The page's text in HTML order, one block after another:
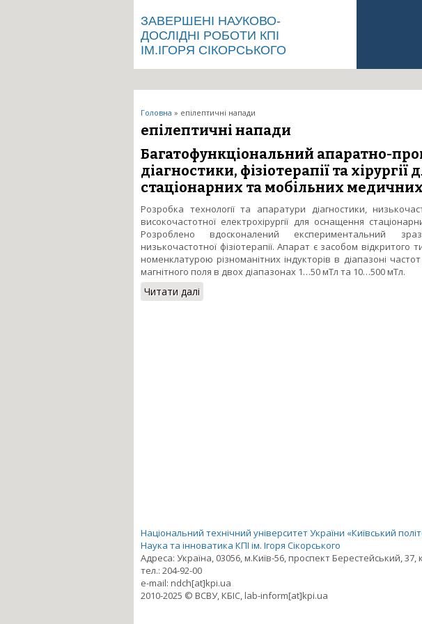
ЗАВЕРШЕНІ НАУКОВО-
ДОСЛІДНІ РОБОТИ КПІ
ІМ.ІГОРЯ СІКОРСЬКОГО
Ви є тут
Головна » епілептичні напади
епілептичні напади
Багатофункціональний апаратно-
діагностики, фізіотерапії та
стаціонарних та мобільних
Розробка технології та апаратури діагностики,
високочастотної електрохірургії для оснащення
Розроблено вдосконалений експериментальний
низькочастотної фізіотерапії. Апарат є засобом
номенклатурою різноманітних індукторів в діапазоні
магнітного поля в двох діапазонах 1…50 мТл та 10…500 мТл.
Читати далі про Багатофункціональний апаратно-
та мобільних медичних пунктів.
Національний технічний університет України «Київський
Наука та інноватика КПІ ім. Ігоря Сікорського
Адреса: Україна, 03056, м.Київ-56, проспект Берестейський, 37,
тел.: 204-92-00
e-mail: ndch[at]kpi.ua
2010-2025 © ВСВУ, КБІС, lab-inform[at]kpi.ua